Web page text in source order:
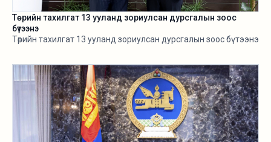
Төрийн тахилгат 13 ууланд зориулсан дурсгалын зоос
бүтээнэ
Төрийн тахилгат 13 ууланд зориулсан дурсгалын зоос бүтээнэ